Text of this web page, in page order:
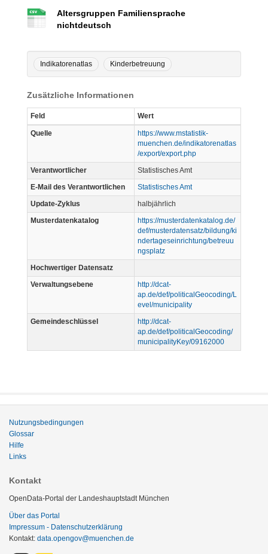
Altersgruppen Familiensprache
nichtdeutsch
Indikatorenatlas Kinderbetreuung
Zusätzliche Informationen
Feld Wert
Quelle
https://www.mstatistik-
muenchen.de/indikatorenatlas
/export/export.php
Verantwortlicher
Statistisches Amt
E-Mail des Verantwortlichen
Statistisches Amt
Update-Zyklus
halbjährlich
Musterdatenkatalog
https://musterdatenkatalog.de/
def/musterdatensatz/bildung/ki
ndertageseinrichtung/betreuu
ngsplatz
Hochwertiger Datensatz
Verwaltungsebene
http://dcat-
ap.de/def/politicalGeocoding/L
evel/municipality
Gemeindeschlüssel
http://dcat-
ap.de/def/politicalGeocoding/
municipalityKey/09162000
Nutzungsbedingungen
Glossar
Hilfe
Links
Kontakt
OpenData-Portal der Landeshauptstadt München
Über das Portal
Impressum - Datenschutzerklärung
Kontakt: data.opengov@muenchen.de